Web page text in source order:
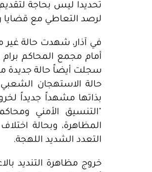
تحديدا ليس بحاجة
لرصد التعاطي مع قضايا
في آذار، شهدت حالة غير
أمام مجمع المحاكم
سجلت أيضاً حالة جديدة
حالة الاستهجان
بذاتها مشهداً جديداً
"التنسيق الأمني
المظاهرة، وبحالة
التعدد الشديد اللهجة.
خروج مظاهرة التنديد